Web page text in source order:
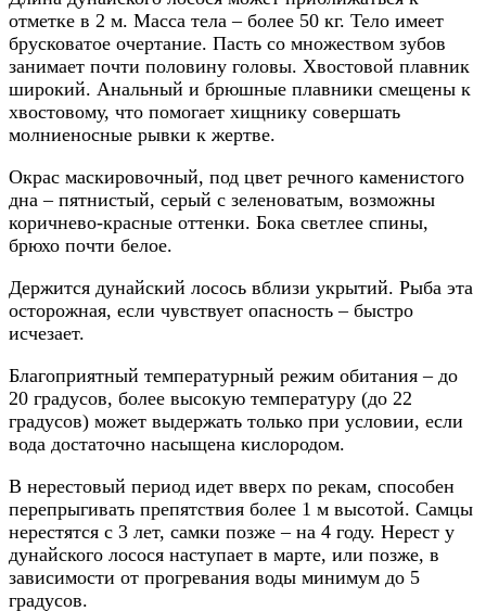
отметке в 2 м. Масса тела – более 50 кг. Тело имеет
брусковатое очертание. Пасть со множеством зубов
занимает почти половину головы. Хвостовой плавник
широкий. Анальный и брюшные плавники смещены к
хвостовому, что помогает хищнику совершать
молниеносные рывки к жертве.
Окрас маскировочный, под цвет речного каменистого
дна – пятнистый, серый с зеленоватым, возможны
коричнево-красные оттенки. Бока светлее спины,
брюхо почти белое.
Держится дунайский лосось вблизи укрытий. Рыба эта
осторожная, если чувствует опасность – быстро
исчезает.
Благоприятный температурный режим обитания – до
20 градусов, более высокую температуру (до 22
градусов) может выдержать только при условии, если
вода достаточно насыщена кислородом.
В нерестовый период идет вверх по рекам, способен
перепрыгивать препятствия более 1 м высотой. Самцы
нерестятся с 3 лет, самки позже – на 4 году. Нерест у
дунайского лосося наступает в марте, или позже, в
зависимости от прогревания воды минимум до 5
градусов.